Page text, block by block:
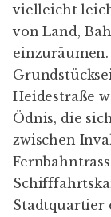
vielleicht
von Land,
Heidestraße
Ödnis, die
zwischen
Stadtquartier